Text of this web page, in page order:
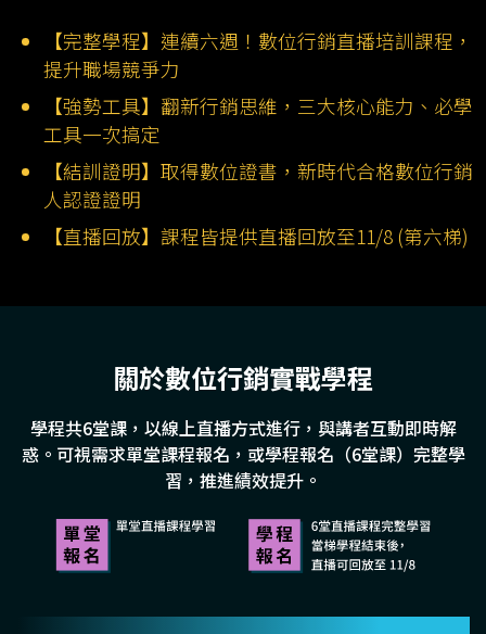
【完整學程】連續六週！數位行銷直播培訓課程，
提升職場競爭力
【強勢工具】翻新行銷思維，三大核心能力、必學
工具一次搞定
【結訓證明】取得數位證書，新時代合格數位行銷
人認證證明
【直播回放】課程皆提供直播回放至11/8 (第六梯)
關於數位行銷實戰學程
學程共6堂課，以線上直播方式進行，與講者互動即時解
惑。 可視需求單堂課程報名，或學程報名（6堂課）完整學
習，推進績效提升。